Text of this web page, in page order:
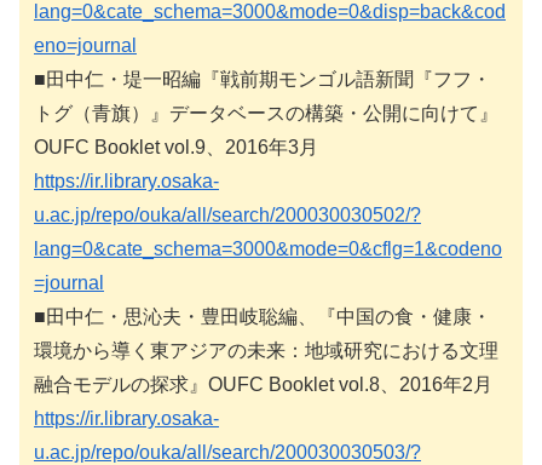
lang=0&cate_schema=3000&mode=0&disp=back&cod
eno=journal
■田中仁・堤一昭編『戦前期モンゴル語新聞『フフ・
トグ（青旗）』データベースの構築・公開に向けて』
OUFC Booklet vol.9、2016年3月
https://ir.library.osaka-
u.ac.jp/repo/ouka/all/search/200030030502/?
lang=0&cate_schema=3000&mode=0&cflg=1&codeno
=journal
■田中仁・思沁夫・豊田岐聡編、『中国の食・健康・
環境から導く東アジアの未来：地域研究における文理
融合モデルの探求』OUFC Booklet vol.8、2016年2月
https://ir.library.osaka-
u.ac.jp/repo/ouka/all/search/200030030503/?